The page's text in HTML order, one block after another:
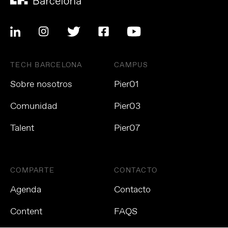
TECH BARCELONA
Sobre nosotros
Comunidad
Talent
CAMPUS
Pier01
Pier03
Pier07
COMPARTE
Agenda
Content
CONTACTO
Contacto
FAQS